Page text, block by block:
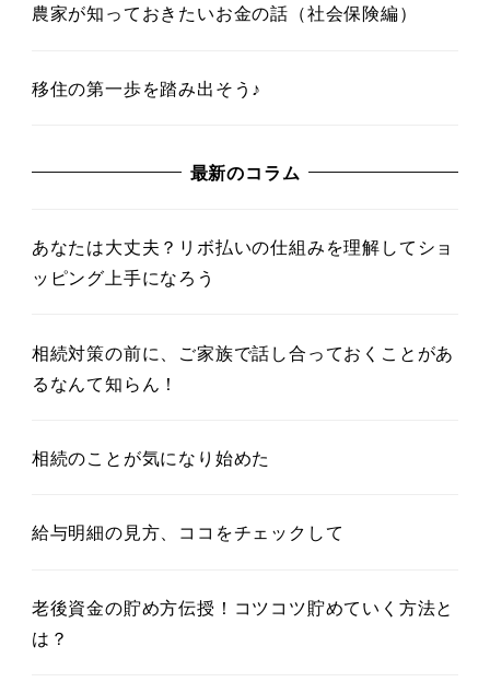
農家が知っておきたいお金の話（社会保険編）
移住の第一歩を踏み出そう♪
最新のコラム
あなたは大丈夫？リボ払いの仕組みを理解してショ
ッピング上手になろう
相続対策の前に、ご家族で話し合っておくことがあ
るなんて知らん！
相続のことが気になり始めた
給与明細の見方、ココをチェックして
老後資金の貯め方伝授！コツコツ貯めていく方法と
は？